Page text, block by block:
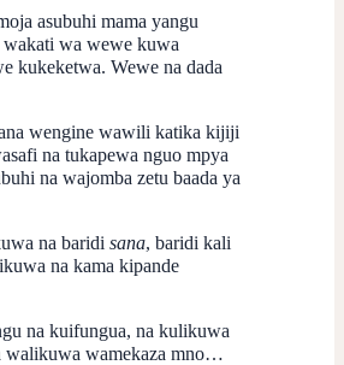
asubuhi mama yangu
wakati wa wewe kuwa
kukeketwa. Wewe na dada
wengine wawili katika kijiji
na tukapewa nguo mpya
na wajomba zetu baada ya
na baridi sana, baridi kali
na kama kipande
na kuifungua, na kulikuwa
walikuwa wamekaza mno…